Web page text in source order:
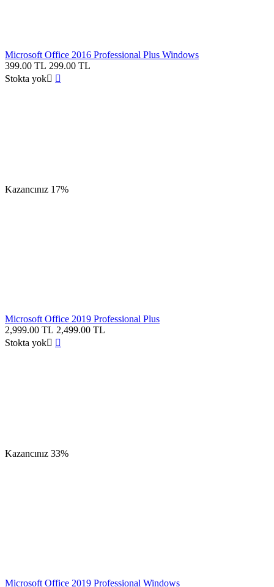
Microsoft Office 2016 Professional Plus Windows
399.00 TL 299.00 TL
Stokta yok 
Kazancınız 17%
Microsoft Office 2019 Professional Plus
2,999.00 TL 2,499.00 TL
Stokta yok 
Kazancınız 33%
Microsoft Office 2019 Professional Windows